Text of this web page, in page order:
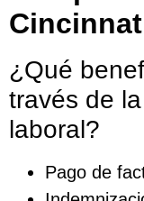
¿Qué
través de
laboral?
Pago de